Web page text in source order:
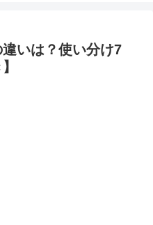
違いは？使い分け7